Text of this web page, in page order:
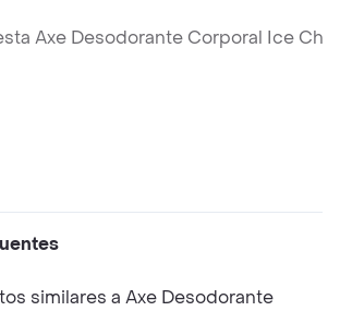
Axe Desodorante Corporal Ice
similares a Axe Desodorante